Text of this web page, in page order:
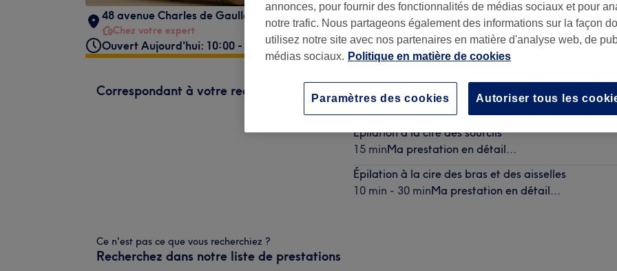
48 avenue Charles de Gaulle Le Pontet, 84130
Chez votre expert
Ouvert Aujourd'hui: 10:00 - 20:00
Correspondant à votre recherche
Épilation à la cire du visage
Épilation à la cire des sourcils
15 minMa prestation en détail...
Épilation à la cire des bras et des aisselles
10 min - 30 minMa prestation en détail...
Ce n'est pas ce que vous recherchiez ?
Recherchez dans notre liste de prestations
annonces, pour fournir des fonctionnalités de médias sociaux et pour
notre trafic. Nous partageons également des informations sur la façon
utilisez notre site avec nos partenaires en matière d'analyse web, de
médias sociaux. Politique en matière de cookies
Autoriser tous les
Paramètres des cookies